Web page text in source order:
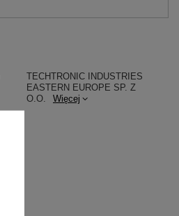
TECHTRONIC INDUSTRIES
EASTERN EUROPE SP. Z
O.O.
Więcej